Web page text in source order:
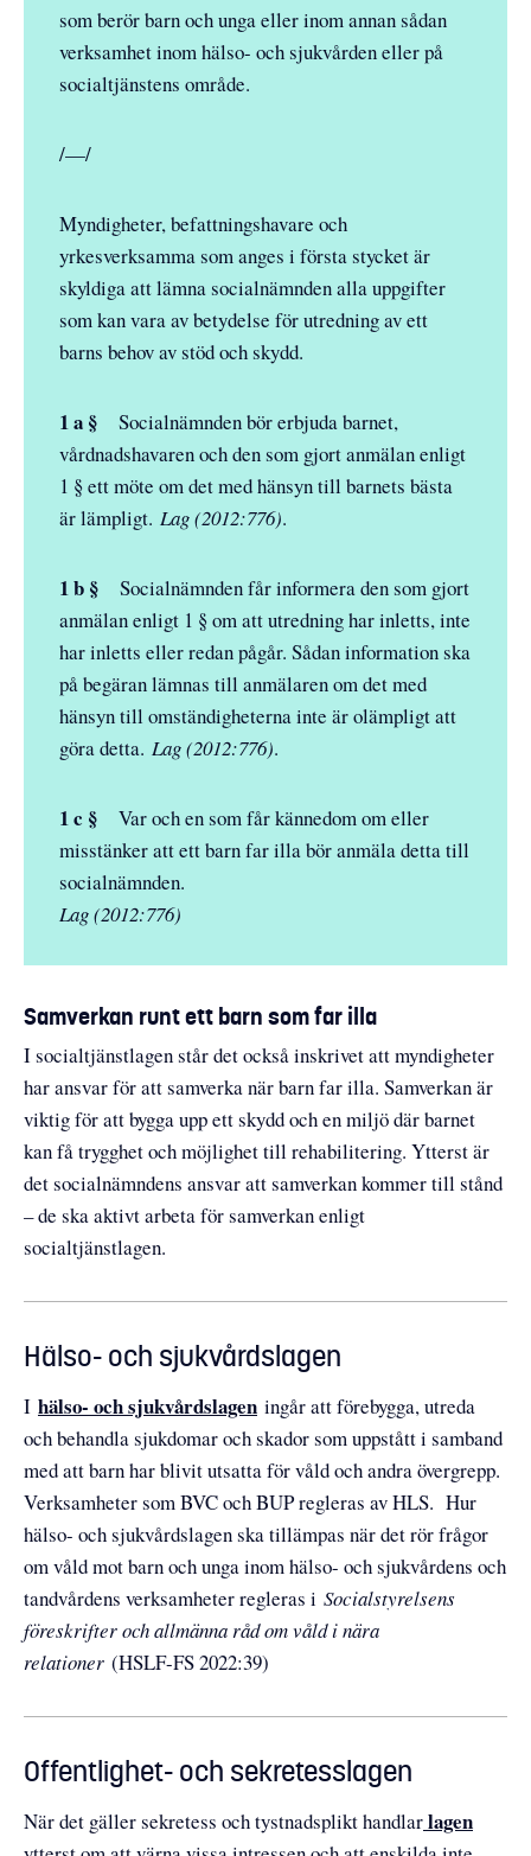
som berör barn och unga eller inom annan sådan
verksamhet inom hälso- och sjukvården eller på
socialtjänstens område.
/—/
Myndigheter, befattningshavare och
yrkesverksamma som anges i första stycket är
skyldiga att lämna socialnämnden alla uppgifter
som kan vara av betydelse för utredning av ett
barns behov av stöd och skydd.
1 a § Socialnämnden bör erbjuda barnet,
vårdnadshavaren och den som gjort anmälan enligt
1 § ett möte om det med hänsyn till barnets bästa
är lämpligt. Lag (2012:776).
1 b § Socialnämnden får informera den som gjort
anmälan enligt 1 § om att utredning har inletts, inte
har inletts eller redan pågår. Sådan information ska
på begäran lämnas till anmälaren om det med
hänsyn till omständigheterna inte är olämpligt att
göra detta. Lag (2012:776).
1 c § Var och en som får kännedom om eller
misstänker att ett barn far illa bör anmäla detta till
socialnämnden.
Lag (2012:776)
Samverkan runt ett barn som far illa
I socialtjänstlagen står det också inskrivet att myndigheter
har ansvar för att samverka när barn far illa. Samverkan är
viktig för att bygga upp ett skydd och en miljö där barnet
kan få trygghet och möjlighet till rehabilitering. Ytterst är
det socialnämndens ansvar att samverkan kommer till stånd
– de ska aktivt arbeta för samverkan enligt
socialtjänstlagen.
Hälso- och sjukvårdslagen
I hälso- och sjukvårdslagen ingår att förebygga, utreda
och behandla sjukdomar och skador som uppstått i samband
med att barn har blivit utsatta för våld och andra övergrepp.
Verksamheter som BVC och BUP regleras av HLS. Hur
hälso- och sjukvårdslagen ska tillämpas när det rör frågor
om våld mot barn och unga inom hälso- och sjukvårdens och
tandvårdens verksamheter regleras i Socialstyrelsens
föreskrifter och allmänna råd om våld i nära
relationer (HSLF-FS 2022:39)
Offentlighet- och sekretesslagen
När det gäller sekretess och tystnadsplikt handlarlagen